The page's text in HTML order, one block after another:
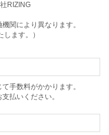
RIZING
関により異なります。
ます。）
手数料がかかります。
払いください。